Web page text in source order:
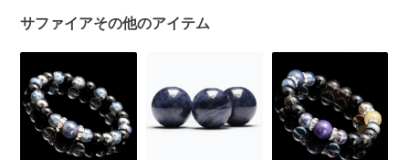
サファイアその他のアイテム